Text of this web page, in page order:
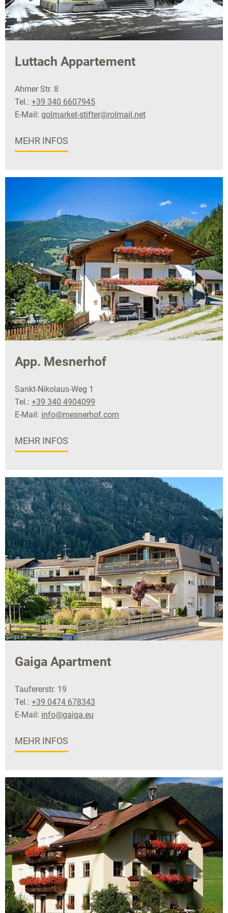
Luttach Appartement
Ahrner Str. 8
Tel.: +39 340 6607945
E-Mail: golmarket-stifter@rolmail.net
MEHR INFOS
App. Mesnerhof
Sankt-Nikolaus-Weg 1
Tel.: +39 340 4904099
E-Mail: info@mesnerhof.com
MEHR INFOS
Gaiga Apartment
Taufererstr. 19
Tel.: +39 0474 678343
E-Mail: info@gaiga.eu
MEHR INFOS